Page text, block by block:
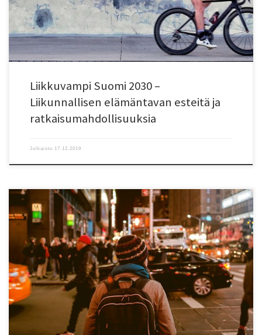
on arkiliikunnan ja erityisesti aktiivisen liikkumisen eli kävelyn ja pyöräilyn
edistäminen. STYLE-hanke selvitti […]
Liikkuvampi Suomi 2030 –
Liikunnallisen elämäntavan esteitä ja
ratkaisumahdollisuuksia
Julkaistu 17.12.2019
Liikenteen ja liikkumisen kentässä myllertää. Ilmastonmuutos, ruuhkat,
terveyshaitat ja turvallisuuskysymykset asettavat valtavia muutospaineita
nykyiselle liikennejärjestelmälle. Osa muutoksista tapahtuu hitaasti, mutta
liikennemarkkinassa on viime vuosina nähty myös nopeatempoista
teknologiakehityksen ja palveluinnovaatioiden mahdollistamaa
uudistumista. Kaupunkipyöristä, kyytipalveluista ja sähköpotkulaudoista on
tullut osa arkea, ja uudet liikkumispalvelupaketit appeineen sujuvoittavat
matkantekoa ja mahdollistavat jopa omasta […]